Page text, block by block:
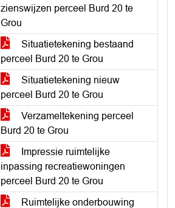
zienswijzen perceel Burd 20 te
Grou
Situatietekening bestaand
perceel Burd 20 te Grou
Situatietekening nieuw
perceel Burd 20 te Grou
Verzameltekening perceel
Burd 20 te Grou
Impressie ruimtelijke
inpassing recreatiewoningen
perceel Burd 20 te Grou
Ruimtelijke onderbouwing